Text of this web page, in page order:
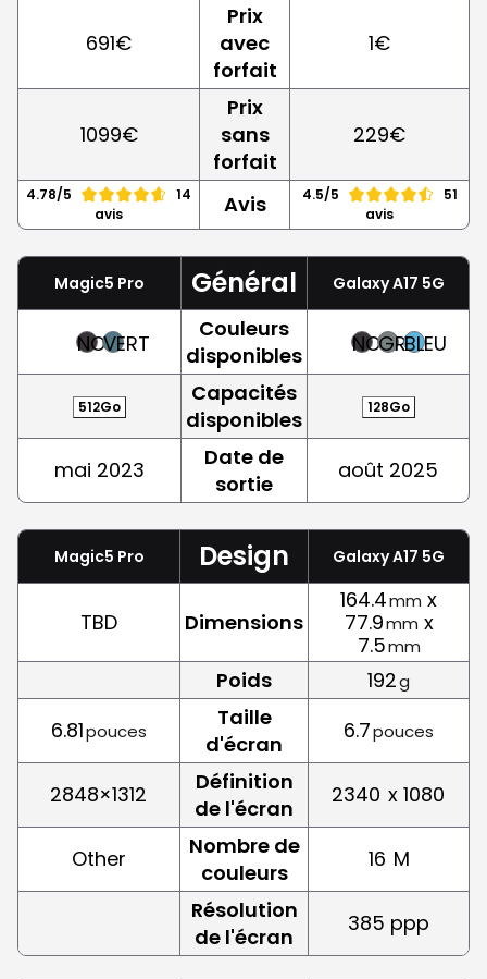
691€
Prix
avec
forfait
1€
1099€
Prix
sans
forfait
229€
4.78/5
14
avis
Avis 4.5/5
51
avis
Magic5 Pro Général Galaxy A17 5G
NOIRVERT
Couleurs
disponibles
NOIRGRISBLEU
512Go
Capacités
disponibles
128Go
mai 2023
Date de
sortie
août 2025
Magic5 Pro Design Galaxy A17 5G
TBD Dimensions
164.4mm x
77.9mm x
7.5mm
Poids 192g
6.81pouces
Taille
d'écran
6.7pouces
2848×1312
Définition
de l'écran
2340 x 1080
Other
Nombre de
couleurs
16 M
Résolution
de l'écran
385 ppp